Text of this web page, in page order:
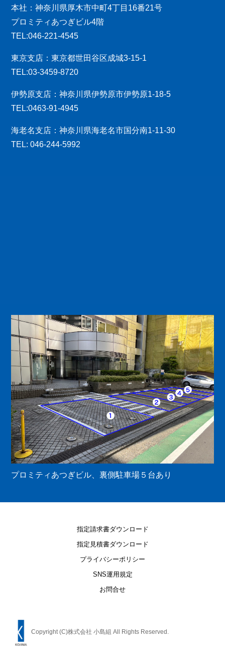
本社：神奈川県厚木市中町4丁目16番21号
プロミティあつぎビル4階
TEL:046-221-4545
東京支店：東京都世田谷区成城3-15-1
TEL:03-3459-8720
伊勢原支店：神奈川県伊勢原市伊勢原1-18-5
TEL:0463-91-4945
海老名支店：神奈川県海老名市国分南1-11-30
TEL: 046-244-5992
プロミティあつぎビル、裏側駐車場５台あり
指定請求書ダウンロード
指定見積書ダウンロード
プライバシーポリシー
SNS運用規定
お問合せ
Copyright (C)株式会社 小島組 All Rights Reserved.